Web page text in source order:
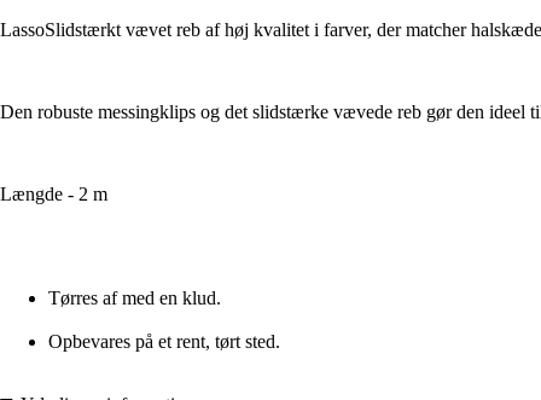
LassoSlidstærkt vævet reb af høj kvalitet i farver, der matcher
Den robuste messingklips og det slidstærke vævede reb gør den ideel
Længde - 2 m
Tørres af med en klud.
Opbevares på et rent, tørt sted.